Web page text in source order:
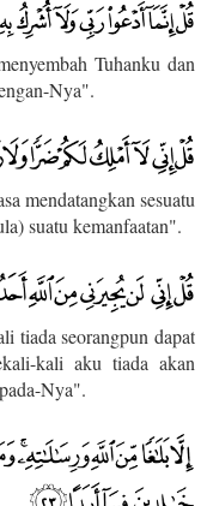
Tuhanku dan
Nya".
mendatangkan sesuatu
suatu kemanfaatan".
tiada seorangpun dapat
kali aku tiada akan
Nya".